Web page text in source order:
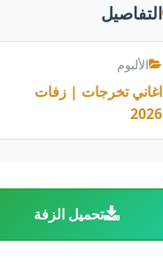
التفاصيل
الألبوم
اغاني تخرجات | زفات
2026
تحميل الزفة